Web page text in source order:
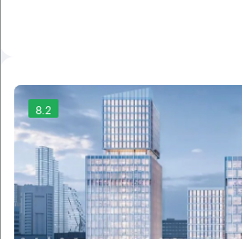
8.2